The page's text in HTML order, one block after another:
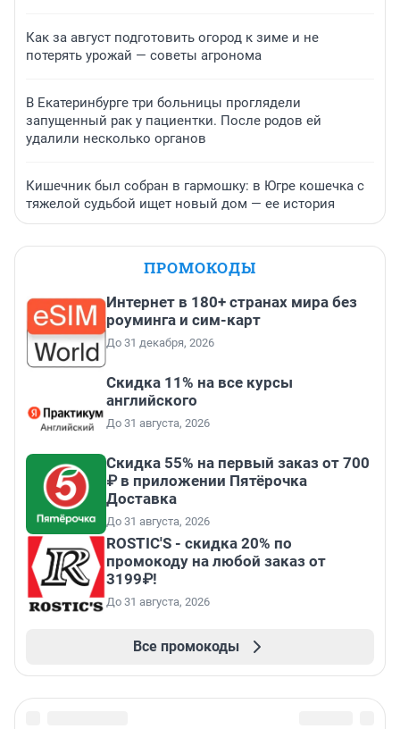
Как за август подготовить огород к зиме и не
потерять урожай — советы агронома
В Екатеринбурге три больницы проглядели
запущенный рак у пациентки. После родов ей
удалили несколько органов
Кишечник был собран в гармошку: в Югре кошечка с
тяжелой судьбой ищет новый дом — ее история
ПРОМОКОДЫ
Интернет в 180+ странах мира без
роуминга и сим-карт
До 31 декабря, 2026
Скидка 11% на все курсы
английского
До 31 августа, 2026
Скидка 55% на первый заказ от 700
₽ в приложении Пятёрочка
Доставка
До 31 августа, 2026
ROSTIC'S - скидка 20% по
промокоду на любой заказ от
3199₽!
До 31 августа, 2026
Все промокоды